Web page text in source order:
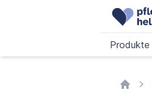
Produkte